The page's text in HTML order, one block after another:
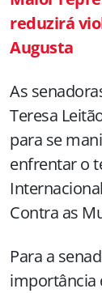
reduzirá
Augusta
As
Teresa
para se
enfrentar o
Contra as
Para a
importância